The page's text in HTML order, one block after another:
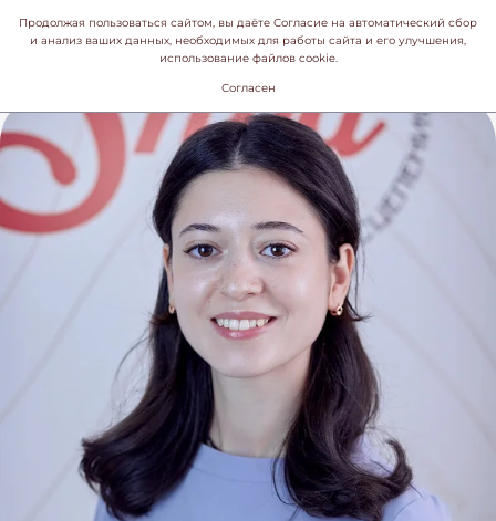
Продолжая пользоваться сайтом, вы даёте Согласие на автоматический сбор
и анализ ваших данных, необходимых для работы сайта и его улучшения,
использование файлов cookie.
Согласен